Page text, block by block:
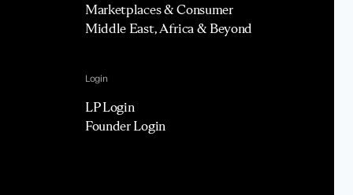
Marketplaces & Consumer
Middle East, Africa & Beyond
Login
LP Login
Founder Login